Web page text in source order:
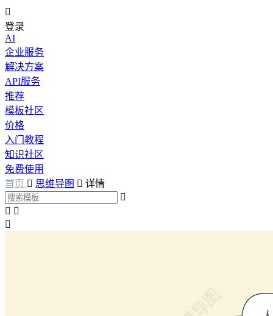

登录
AI
企业服务
解决方案
API服务
推荐
模板社区
价格
入门教程
知识社区
免费使用
首页  思维导图  详情

 
